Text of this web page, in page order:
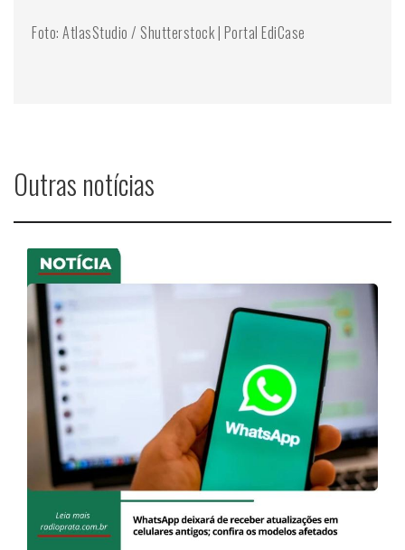
Foto: AtlasStudio / Shutterstock | Portal EdiCase
Outras notícias